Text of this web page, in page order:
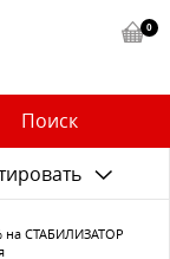
Поиск
0
на СТАБИЛИЗАТОР